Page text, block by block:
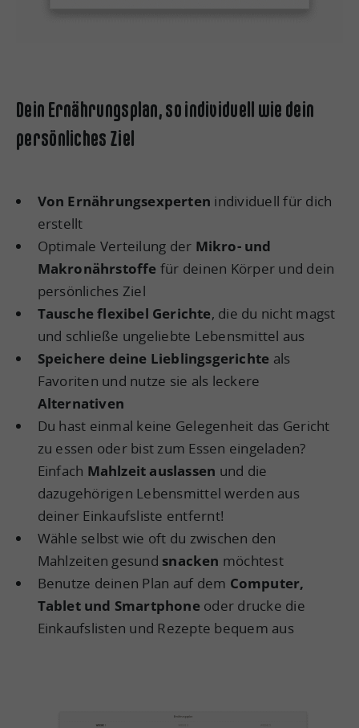
Dein Ernährungsplan, so individuell wie dein
persönliches Ziel
Von Ernährungsexperten individuell für dich
erstellt
Optimale Verteilung der Mikro- und
Makronährstoffe für deinen Körper und dein
persönliches Ziel
Tausche flexibel Gerichte, die du nicht magst
und schließe ungeliebte Lebensmittel aus
Speichere deine Lieblingsgerichte als
Favoriten und nutze sie als leckere
Alternativen
Du hast einmal keine Gelegenheit das Gericht
zu essen oder bist zum Essen eingeladen?
Einfach Mahlzeit auslassen und die
dazugehörigen Lebensmittel werden aus
deiner Einkaufsliste entfernt!
Wähle selbst wie oft du zwischen den
Mahlzeiten gesund snacken möchtest
Benutze deinen Plan auf dem Computer,
Tablet und Smartphoneoder drucke die
Einkaufslisten und Rezepte bequem aus